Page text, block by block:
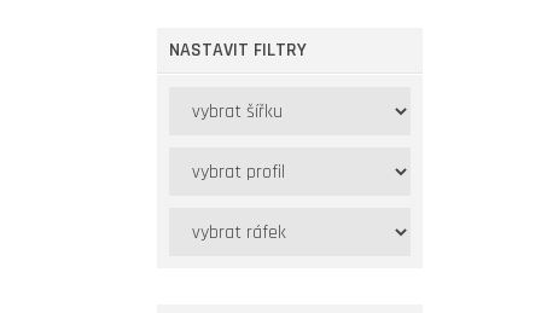
NASTAVIT FILTRY